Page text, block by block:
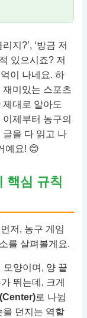
지?’, ‘방금 저
있으시죠? 저
이 나네요. 하
미있는 스포츠
대로 알아도
제부터 농구의
글을 다 읽고 나
예요! 😊
핵심 규칙
저, 농구 게임
를 살펴볼게요.
모양이며, 양 끝
뛰는데, 크게
로 나뉩
을 던지는 역할